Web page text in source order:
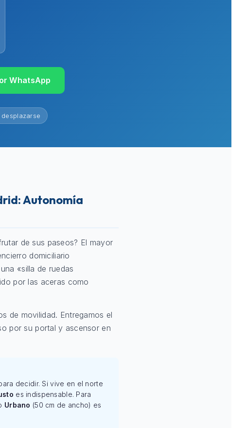
WhatsApp
desplazarse
Autonomía
de sus paseos? El mayor
domiciliario
«silla de ruedas
por las aceras como
de movilidad. Entregamos el
por su portal y ascensor en
decidir. Si vive en el norte
es indispensable. Para
Urbano (50 cm de ancho) es